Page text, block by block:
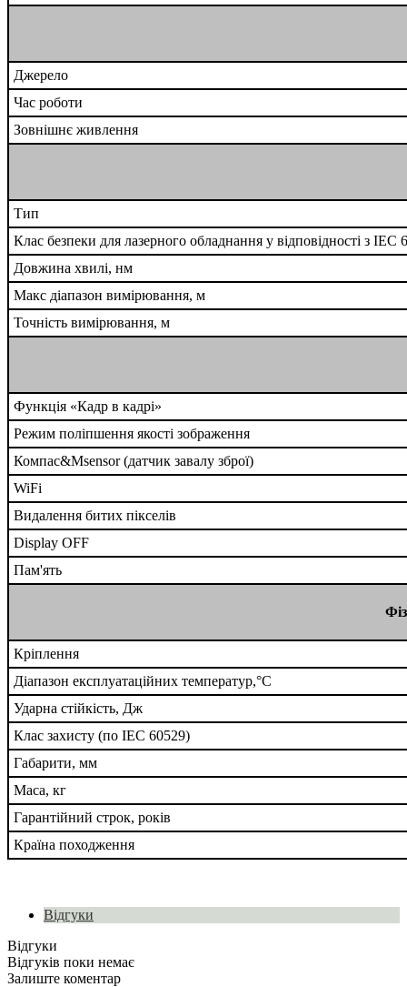
Джерело
Час роботи
Зовнішнє живлення
Тип
Клас безпеки для лазерного обладнання у відповідності з IEC
Довжина хвилі, нм
Макс діапазон вимірювання, м
Точність вимірювання, м
Функція «Кадр в кадрі»
Режим поліпшення якості зображення
Компас&Msensor (датчик завалу зброї)
WiFi
Видалення битих пікселів
Display OFF
Пам'ять
Кріплення
Діапазон експлуатаційних температур,°C
Ударна стійкість, Дж
Клас захисту (по IEC 60529)
Габарити, мм
Маса, кг
Гарантійний строк, років
Країна походження
Відгуки
Відгуки
Відгуків поки немає
Залиште коментар